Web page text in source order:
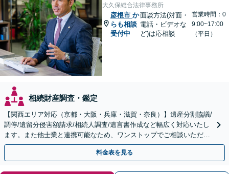
大久保総合法律事務所
彦根市 か
らも相談
受付中
面談方法(対面・
電話・ビデオな
ど)は応相談
営業時間：0
9:00~17:00
（平日）
相続財産調査・鑑定
【関西エリア対応（京都・大阪・兵庫・滋賀・奈良）】遺産分割協議/
調停/遺留分侵害額請求/相続人調査/遺言書作成など幅広く対応いたし
ます。また他士業と連携可能なため、ワンストップでご相談いただけ
ます。【土日夜間対応】
料金表を見る